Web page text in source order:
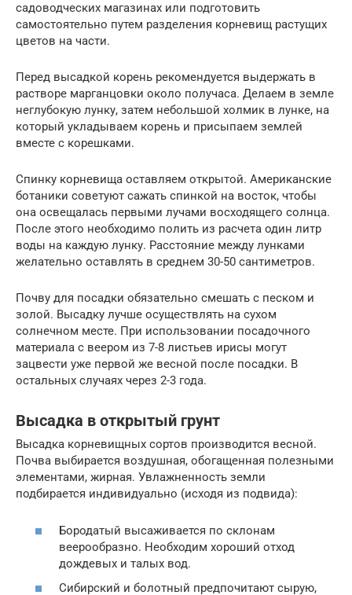
садоводческих магазинах или подготовить
самостоятельно путем разделения корневищ растущих
цветов на части.
Перед высадкой корень рекомендуется выдержать в
растворе марганцовки около получаса. Делаем в земле
неглубокую лунку, затем небольшой холмик в лунке, на
который укладываем корень и присыпаем землей
вместе с корешками.
Спинку корневища оставляем открытой. Американские
ботаники советуют сажать спинкой на восток, чтобы
она освещалась первыми лучами восходящего солнца.
После этого необходимо полить из расчета один литр
воды на каждую лунку. Расстояние между лунками
желательно оставлять в среднем 30-50 сантиметров.
Почву для посадки обязательно смешать с песком и
золой. Высадку лучше осуществлять на сухом
солнечном месте. При использовании посадочного
материала с веером из 7-8 листьев ирисы могут
зацвести уже первой же весной после посадки. В
остальных случаях через 2-3 года.
Высадка в открытый грунт
Высадка корневищных сортов производится весной.
Почва выбирается воздушная, обогащенная полезными
элементами, жирная. Увлажненность земли
подбирается индивидуально (исходя из подвида):
Бородатый высаживается по склонам
веерообразно. Необходим хороший отход
дождевых и талых вод.
Сибирский и болотный предпочитают сырую,